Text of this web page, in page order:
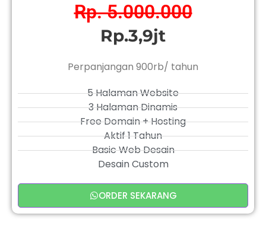
Rp. 5.000.000
Rp.3,9jt
Perpanjangan 900rb/ tahun
5 Halaman Website
3 Halaman Dinamis
Free Domain + Hosting
Aktif 1 Tahun
Basic Web Desain
Desain Custom
ORDER SEKARANG